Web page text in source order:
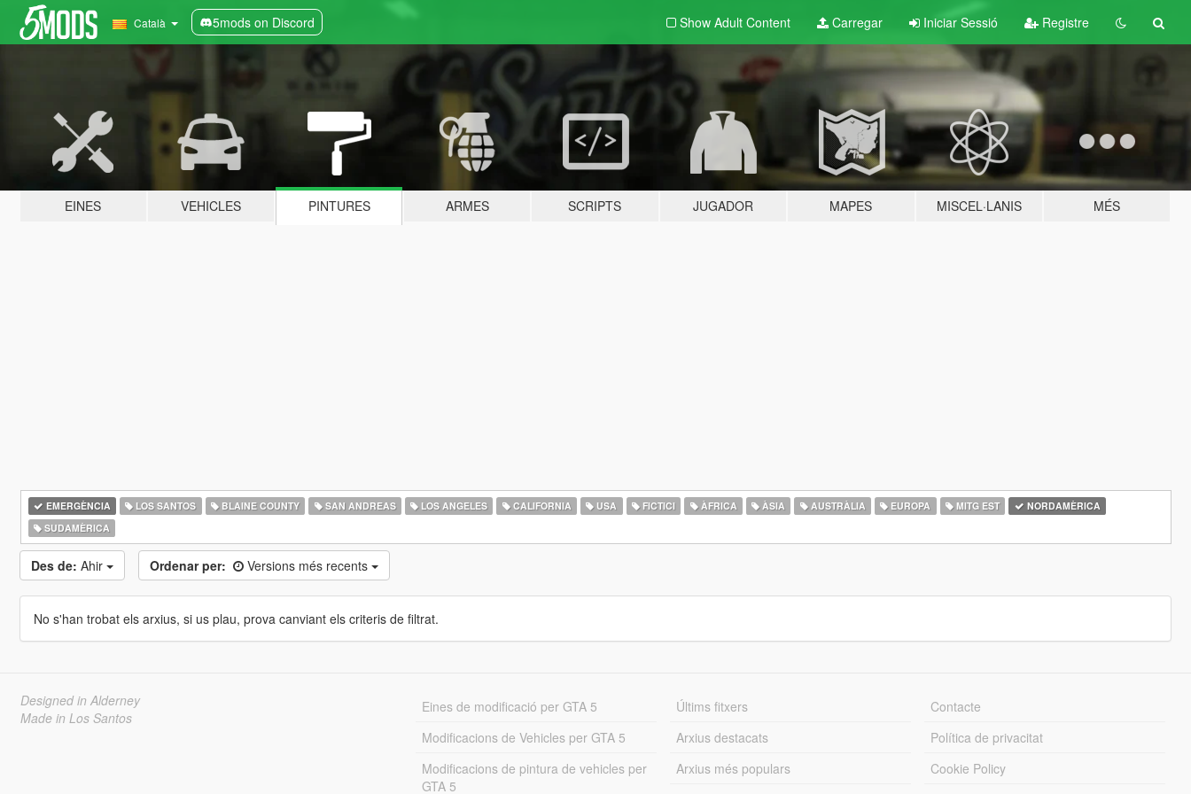
Català 5mods on Discord Show Adult Content Carregar Iniciar Sessió Registre
EINES VEHICLES PINTURES ARMES SCRIPTS JUGADOR MAPES MISCEL·LANIS MÉS
EMERGÈNCIA LOS SANTOS BLAINE COUNTY SAN ANDREAS LOS ANGELES CALIFORNIA USA FICTICI ÀFRICA ÀSIA AUSTRÀLIA EUROPA MITG EST
NORDAMÈRICA
SUDAMÈRICA
Des de: Ahir Ordenar per: Versions més recents
No s'han trobat els arxius, si us plau, prova canviant els criteris de filtrat.
Designed in Alderney
Made in Los Santos
Eines de modificació per GTA 5
Modificacions de Vehicles per GTA 5
Modificacions de pintura de vehicles per
GTA 5
Últims fitxers
Arxius destacats
Arxius més populars
Contacte
Política de privacitat
Cookie Policy